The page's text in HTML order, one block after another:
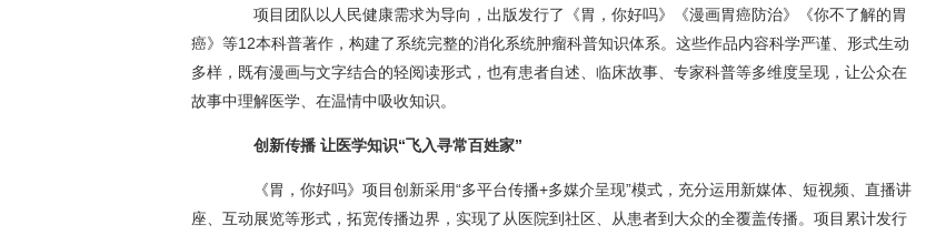
项目团队以人民健康需求为导向，出版发行了《胃，你好吗》《漫画胃癌防治》《你不了解的胃
癌》等12本科普著作，构建了系统完整的消化系统肿瘤科普知识体系。这些作品内容科学严谨、形式生动
多样，既有漫画与文字结合的轻阅读形式，也有患者自述、临床故事、专家科普等多维度呈现，让公众在
故事中理解医学、在温情中吸收知识。
创新传播 让医学知识“飞入寻常百姓家”
《胃，你好吗》项目创新采用“多平台传播+多媒介呈现”模式，充分运用新媒体、短视频、直播讲
座、互动展览等形式，拓宽传播边界，实现了从医院到社区、从患者到大众的全覆盖传播。项目累计发行